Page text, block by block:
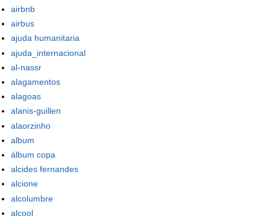
airbnb
airbus
ajuda humanitaria
ajuda_internacional
al-nassr
alagamentos
alagoas
alanis-guillen
alaorzinho
album
álbum copa
alcides fernandes
alcione
alcolumbre
alcool